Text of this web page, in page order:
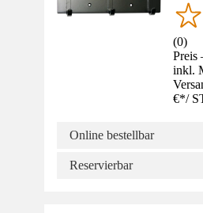
(0)
Preis
inkl.
€*/
Online bestellbar
Reservierbar